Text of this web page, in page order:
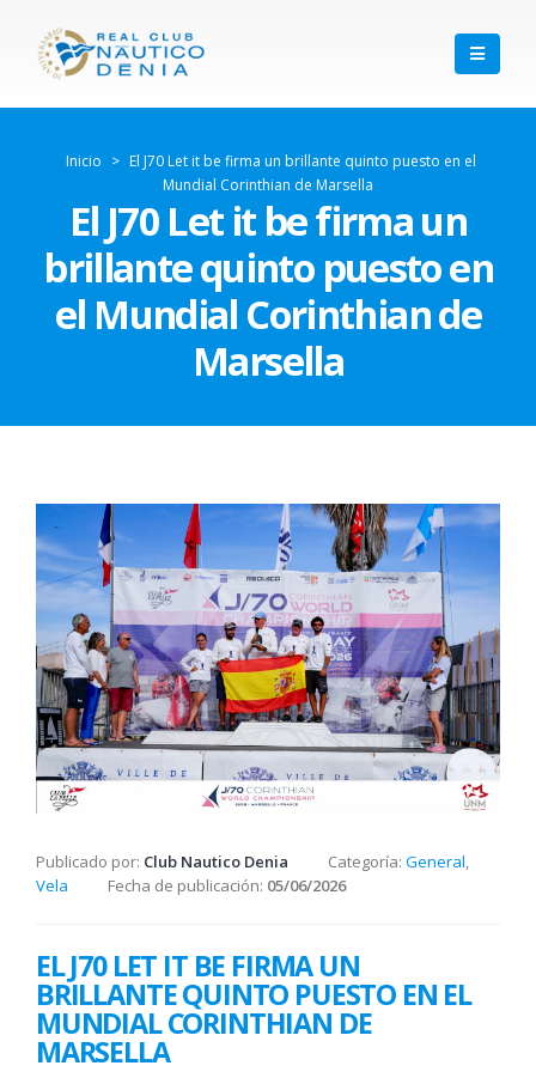
Inicio > El J70 Let it be firma un brillante quinto puesto en el
Mundial Corinthian de Marsella
El J70 Let it be firma un
brillante quinto puesto en
el Mundial Corinthian de
Marsella
Publicado por: Club Nautico Denia Categoría: General
Vela
Fecha de publicación: 05/06/2026
EL J70 LET IT BE FIRMA UN
BRILLANTE QUINTO PUESTO EN EL
MUNDIAL CORINTHIAN DE
MARSELLA